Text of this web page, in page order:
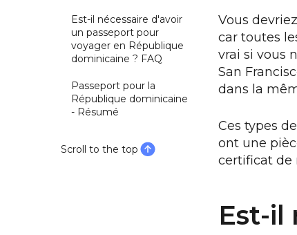
Est-il nécessaire d'avoir
un passeport pour
voyager en République
dominicaine ? FAQ
Passeport pour la
République dominicaine
- Résumé
Scroll to the top
Vous
car toutes
vrai si vous
San
dans la
Ces types
ont une
certificat de
Est-il